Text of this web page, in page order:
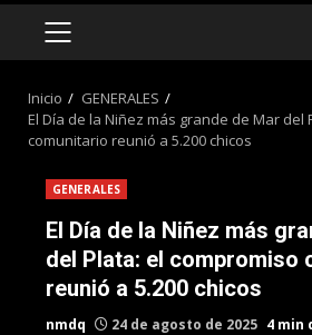
MENÚ
Inicio
GENERALES
El Día de la Niñez más grande de Mar del
comunitario reunió a 5.200 chicos
GENERALES
El Día de la Niñez más
del Plata: el compromiso
reunió a 5.200 chicos
nmdq 24 de agosto de 2025 4 min